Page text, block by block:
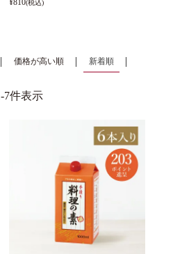
(税込)
価格が高い順 新着順
-7件表示